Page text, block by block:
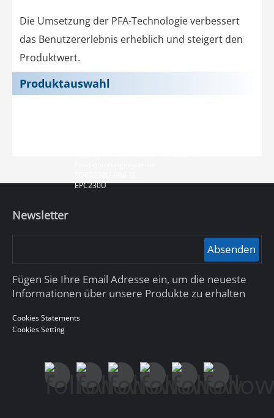
Die Umsetzung der PFA-Technologie verbessert
das Benutzererlebnis erheblich und steigert den
Produktwert.
Produktauswahl
EPC230U
Newsletter
Absenden
Fügen Sie Ihre Email Adresse ein, um die neueste
Informationen über unsere Produkte zu erhalten
Cookies Statements
Cookies Setting